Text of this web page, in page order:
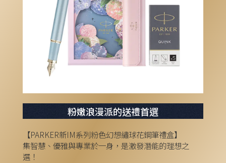
粉嫩浪漫派的送禮首選
【PARKER新IM系列粉色幻想繡球花鋼筆禮盒】
集智慧、優雅與專業於一身，是激發潛能的理想之
選！